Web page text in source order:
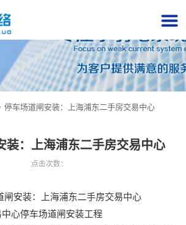
停车场道闸安装：上海浦东二手房交易中心
装：上海浦东二手房交易中心
点击次数：
中心停车场道闸安装工程‌